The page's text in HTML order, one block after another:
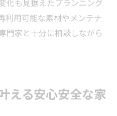
利用可能な素材やメンテナ
門家と十分に相談しながら
える安心安全な家